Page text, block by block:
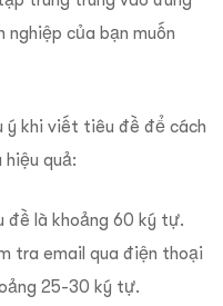
nghiệp của bạn muốn
ý khi viết tiêu đề để cách
quả:
đề là khoảng 60 ký tự.
tra email qua điện thoại
25-30 ký tự.